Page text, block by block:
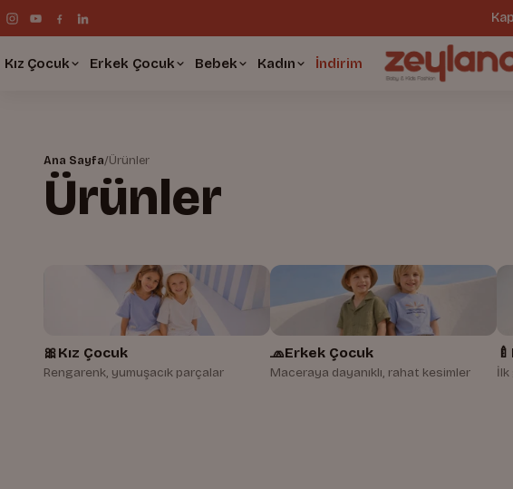
Kız Çocuk Erkek Çocuk Bebek Kadın İndirim
Ana Sayfa/Ürünler
Ürünler
🎀Kız Çocuk
Rengarenk, yumuşacık parçalar
🧢Erkek Çocuk
Maceraya dayanıklı, rahat kesimler
🍼
İlk